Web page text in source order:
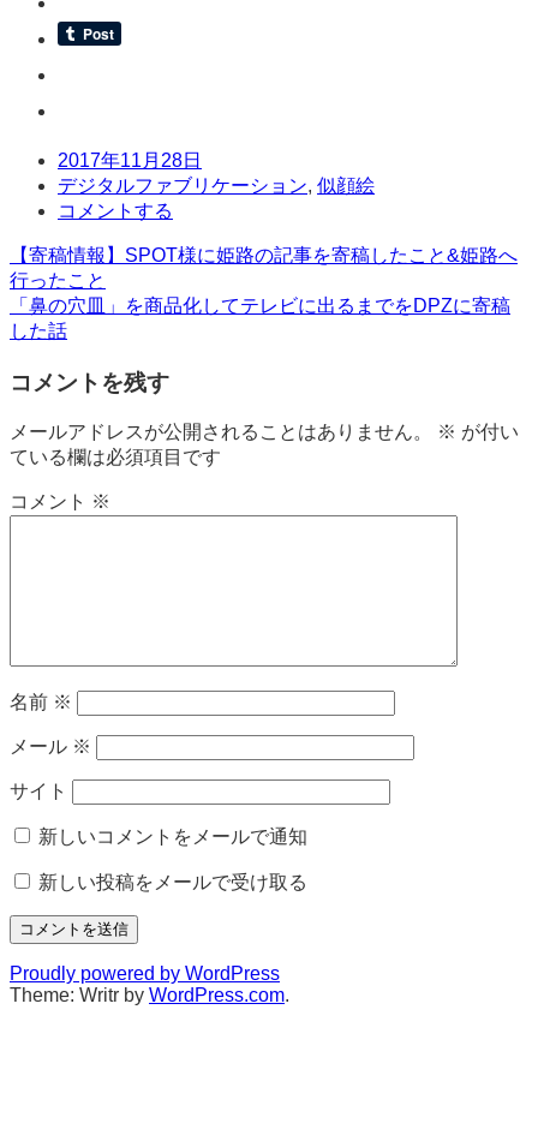
日
時
2017年11月28日
タ
グ
デジタルファブリケーション, 似顔絵
コ
ン
ト
コメントする
投
稿
ナ
ビ
ー
シ
【寄稿情報】SPOT様に姫路の記事を寄稿したこと&姫路へ
行ったこと
「鼻の穴皿」を商品化してテレビに出るまでをDPZに寄稿
した話
コメントを残す
メールアドレスが公開されることはありません。 ※ が付い
ている欄は必須項目です
コメント ※
名前 ※
メール ※
サイト
新しいコメントをメールで通知
新しい投稿をメールで受け取る
Proudly powered by WordPress
Theme: Writr by WordPress.com.